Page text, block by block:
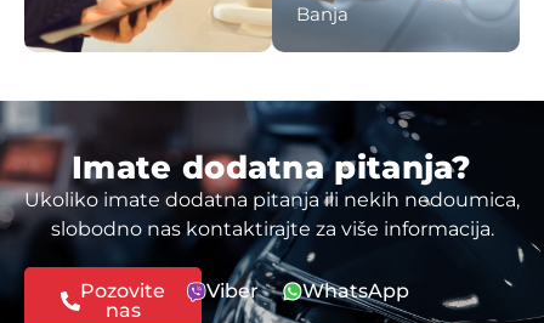
Banja
Imate dodatna pitanja?
Ukoliko imate dodatna pitanja ili nekih nedoumica,
slobodno nas kontaktirajte za više informacija.
Pozovite
nas
Viber WhatsApp